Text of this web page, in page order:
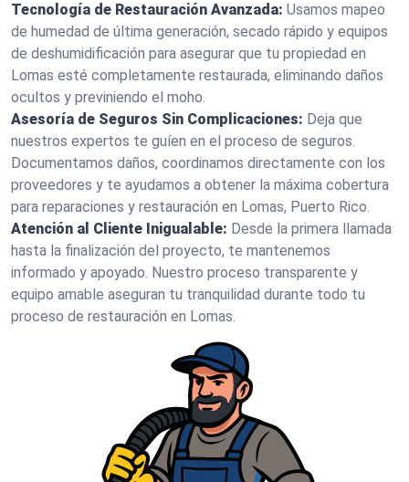
Tecnología de Restauración Avanzada: Usamos mapeo
de humedad de última generación, secado rápido y equipos
de deshumidificación para asegurar que tu propiedad en
Lomas esté completamente restaurada, eliminando daños
ocultos y previniendo el moho.
Asesoría de Seguros Sin Complicaciones: Deja que
nuestros expertos te guíen en el proceso de seguros.
Documentamos daños, coordinamos directamente con los
proveedores y te ayudamos a obtener la máxima cobertura
para reparaciones y restauración en Lomas, Puerto Rico.
Atención al Cliente Inigualable: Desde la primera llamada
hasta la finalización del proyecto, te mantenemos
informado y apoyado. Nuestro proceso transparente y
equipo amable aseguran tu tranquilidad durante todo tu
proceso de restauración en Lomas.